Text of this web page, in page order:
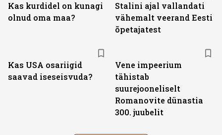
Kas kurdidel on kunagi
olnud oma maa?
Stalini ajal vallandati
vähemalt veerand Eesti
õpetajatest
Kas USA osariigid
saavad iseseisvuda?
Vene impeerium
tähistab
suurejooneliselt
Romanovite dünastia
300. juubelit